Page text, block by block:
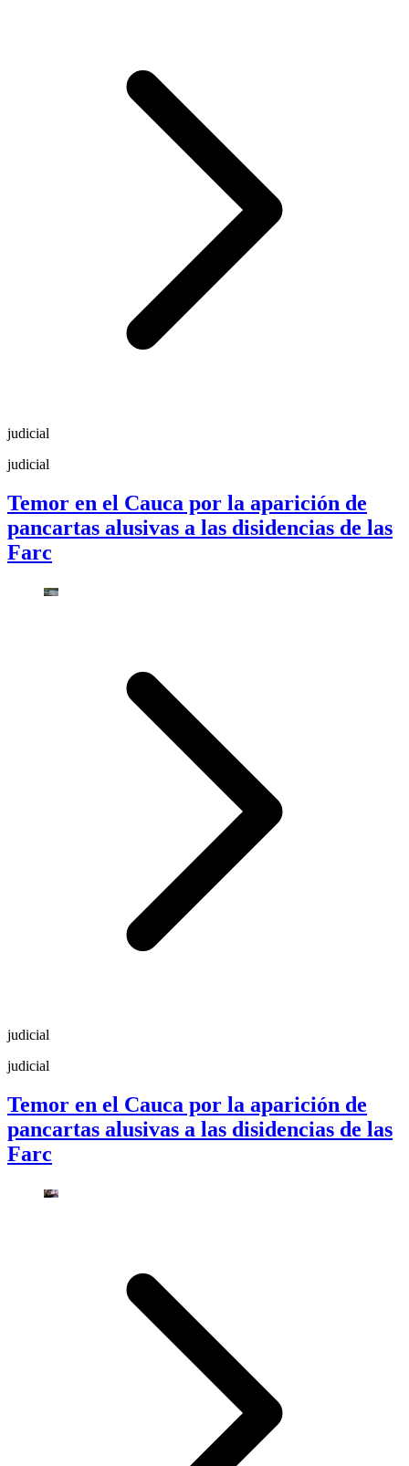
judicial
judicial
Temor en el Cauca por la aparición de
pancartas alusivas a las disidencias de las
Farc
judicial
judicial
Temor en el Cauca por la aparición de
pancartas alusivas a las disidencias de las
Farc